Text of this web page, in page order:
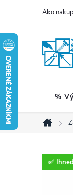
obsah
Ako
%
Domov
✅